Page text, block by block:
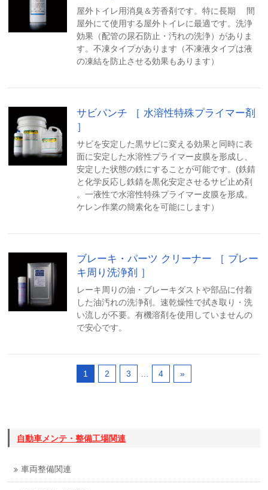
屋外トイレ用消臭＆芳香剤です。特に長期 間
屋外にて使用する屋外トイレに最適です。洗浄
効果（配管の尿石防止・汚れの洗浄）がありま
す。不凍タイプがあります（不凍液タイプは液
の凍結を防止させる効果もあります）
サビパンチ ［ 水溶性特殊プライマー剤
］
サビを安定した黒サビに変える効果と同時に表
面に安定した水溶性プライマー皮膜を形成し、
安定した状態の鉄にすることが可能です。(鉄錆
と化学反応し鉄錆を黒化安定させるサビ止め剤
。一液性で水溶性特殊プライマー皮膜を形成。
ケレン作業の簡素化を可能にします）
ブレーキ・パーツ クリーナー ［ ブレー
キ周り洗浄剤 ］
レーキ周りの油・ブレーキダストや部品に付着
した油汚れの洗浄剤。速乾燥性で拭き取り・洗
い流しが不要。有機溶剤を使用していませんの
で安心です。
1 2 3 4 »
自動車メンテ・整備工場関連
車両整備関連